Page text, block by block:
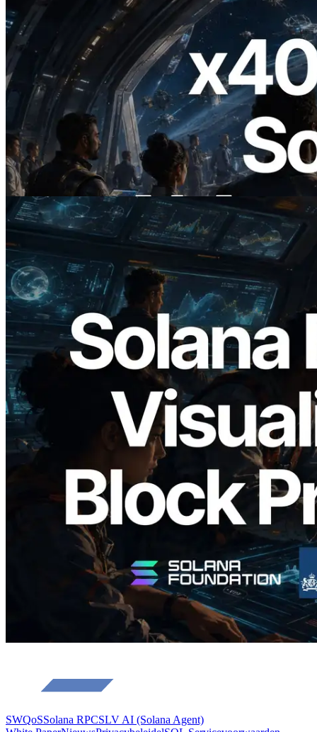
2026.07.04
ERPC Lanceert x402-Enabled Solana
RPC — Het Tijdperk Waarin AI Agents
On Demand Voor API's Betalen
Lees dit artikel
2026.05.24
Validators Solutions lanceert Solana
Block Analyzer — blockproductietijd per
slot en de toegewezen validator
gevisualiseerd
SWQoSSolana RPCSLV AI (Solana Agent)